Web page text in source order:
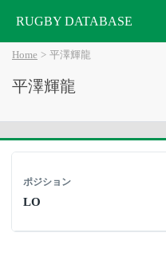
RUGBY DATABASE
Home 平澤輝龍
平澤輝龍
ポジション
LO